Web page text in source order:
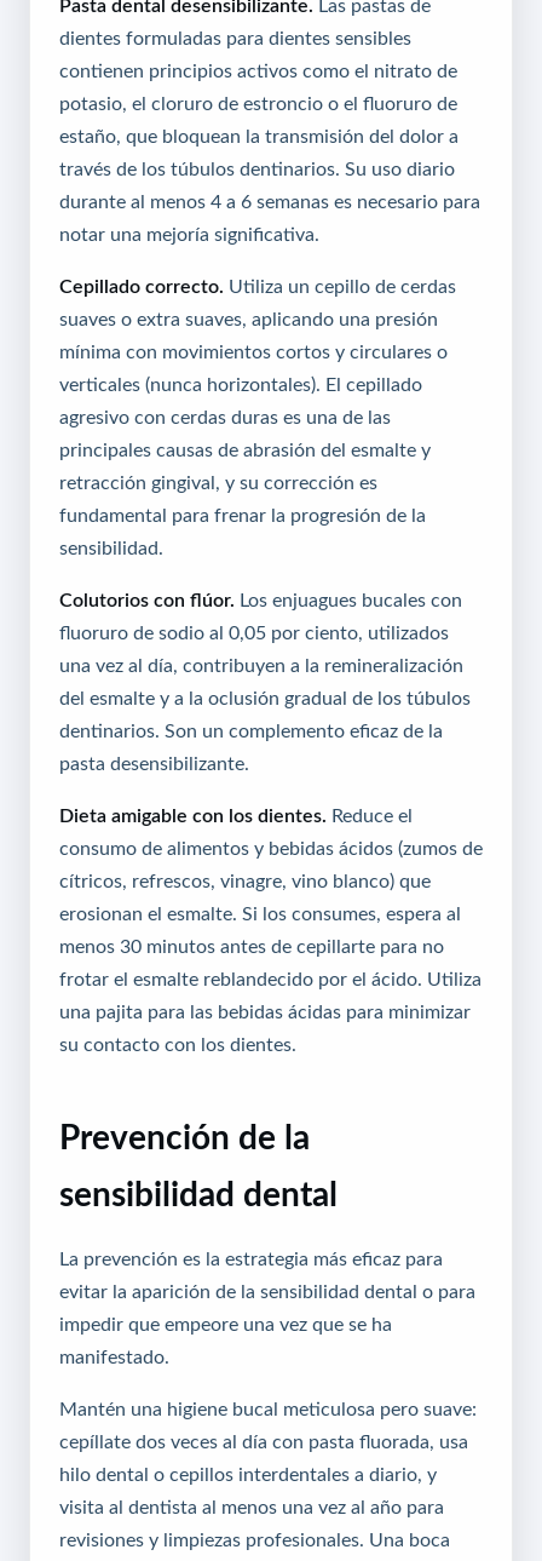
Pasta dental desensibilizante.
Las pastas de
dientes formuladas para dientes sensibles
contienen principios activos como el nitrato de
potasio, el cloruro de estroncio o el fluoruro de
estaño, que bloquean la transmisión del dolor a
través de los túbulos dentinarios. Su uso diario
durante al menos 4 a 6 semanas es necesario para
notar una mejoría significativa.
Cepillado correcto. Utiliza un cepillo de cerdas
suaves o extra suaves, aplicando una presión
mínima con movimientos cortos y circulares o
verticales (nunca horizontales). El cepillado
agresivo con cerdas duras es una de las
principales causas de abrasión del esmalte y
retracción gingival, y su corrección es
fundamental para frenar la progresión de la
sensibilidad.
Colutorios con flúor. Los enjuagues bucales con
fluoruro de sodio al 0,05 por ciento, utilizados
una vez al día, contribuyen a la remineralización
del esmalte y a la oclusión gradual de los túbulos
dentinarios. Son un complemento eficaz de la
pasta desensibilizante.
Dieta amigable con los dientes. Reduce el
consumo de alimentos y bebidas ácidos (zumos de
cítricos, refrescos, vinagre, vino blanco) que
erosionan el esmalte. Si los consumes, espera al
menos 30 minutos antes de cepillarte para no
frotar el esmalte reblandecido por el ácido. Utiliza
una pajita para las bebidas ácidas para minimizar
su contacto con los dientes.
Prevención de la
sensibilidad dental
La prevención es la estrategia más eficaz para
evitar la aparición de la sensibilidad dental o para
impedir que empeore una vez que se ha
manifestado.
Mantén una higiene bucal meticulosa pero suave:
cepíllate dos veces al día con pasta fluorada, usa
hilo dental o cepillos interdentales a diario, y
visita al dentista al menos una vez al año para
revisiones y limpiezas profesionales. Una boca